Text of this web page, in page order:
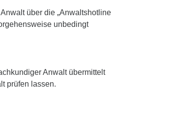
über die „Anwaltshotline
unbedingt
Anwalt übermittelt
prüfen lassen.